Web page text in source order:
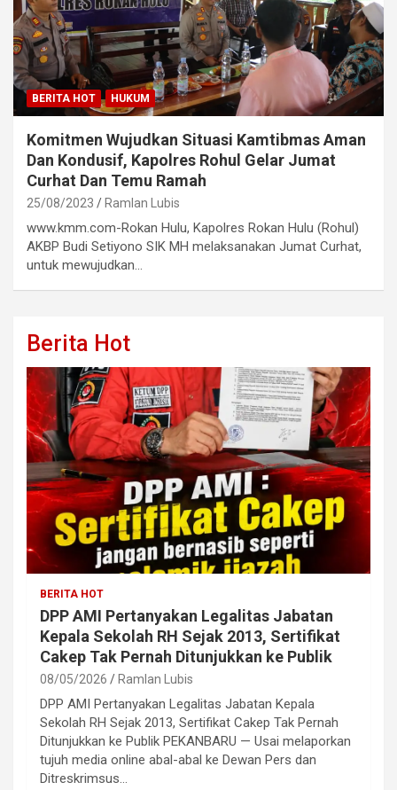
BERITA HOT HUKUM
Komitmen Wujudkan Situasi Kamtibmas Aman
Dan Kondusif, Kapolres Rohul Gelar Jumat
Curhat Dan Temu Ramah
25/08/2023 Ramlan Lubis
www.kmm.com-Rokan Hulu, Kapolres Rokan Hulu (Rohul)
AKBP Budi Setiyono SIK MH melaksanakan Jumat Curhat,
untuk mewujudkan…
Berita Hot
BERITA HOT
DPP AMI Pertanyakan Legalitas Jabatan
Kepala Sekolah RH Sejak 2013, Sertifikat
Cakep Tak Pernah Ditunjukkan ke Publik
08/05/2026 Ramlan Lubis
DPP AMI Pertanyakan Legalitas Jabatan Kepala
Sekolah RH Sejak 2013, Sertifikat Cakep Tak Pernah
Ditunjukkan ke Publik PEKANBARU — Usai melaporkan
tujuh media online abal-abal ke Dewan Pers dan
Ditreskrimsus…